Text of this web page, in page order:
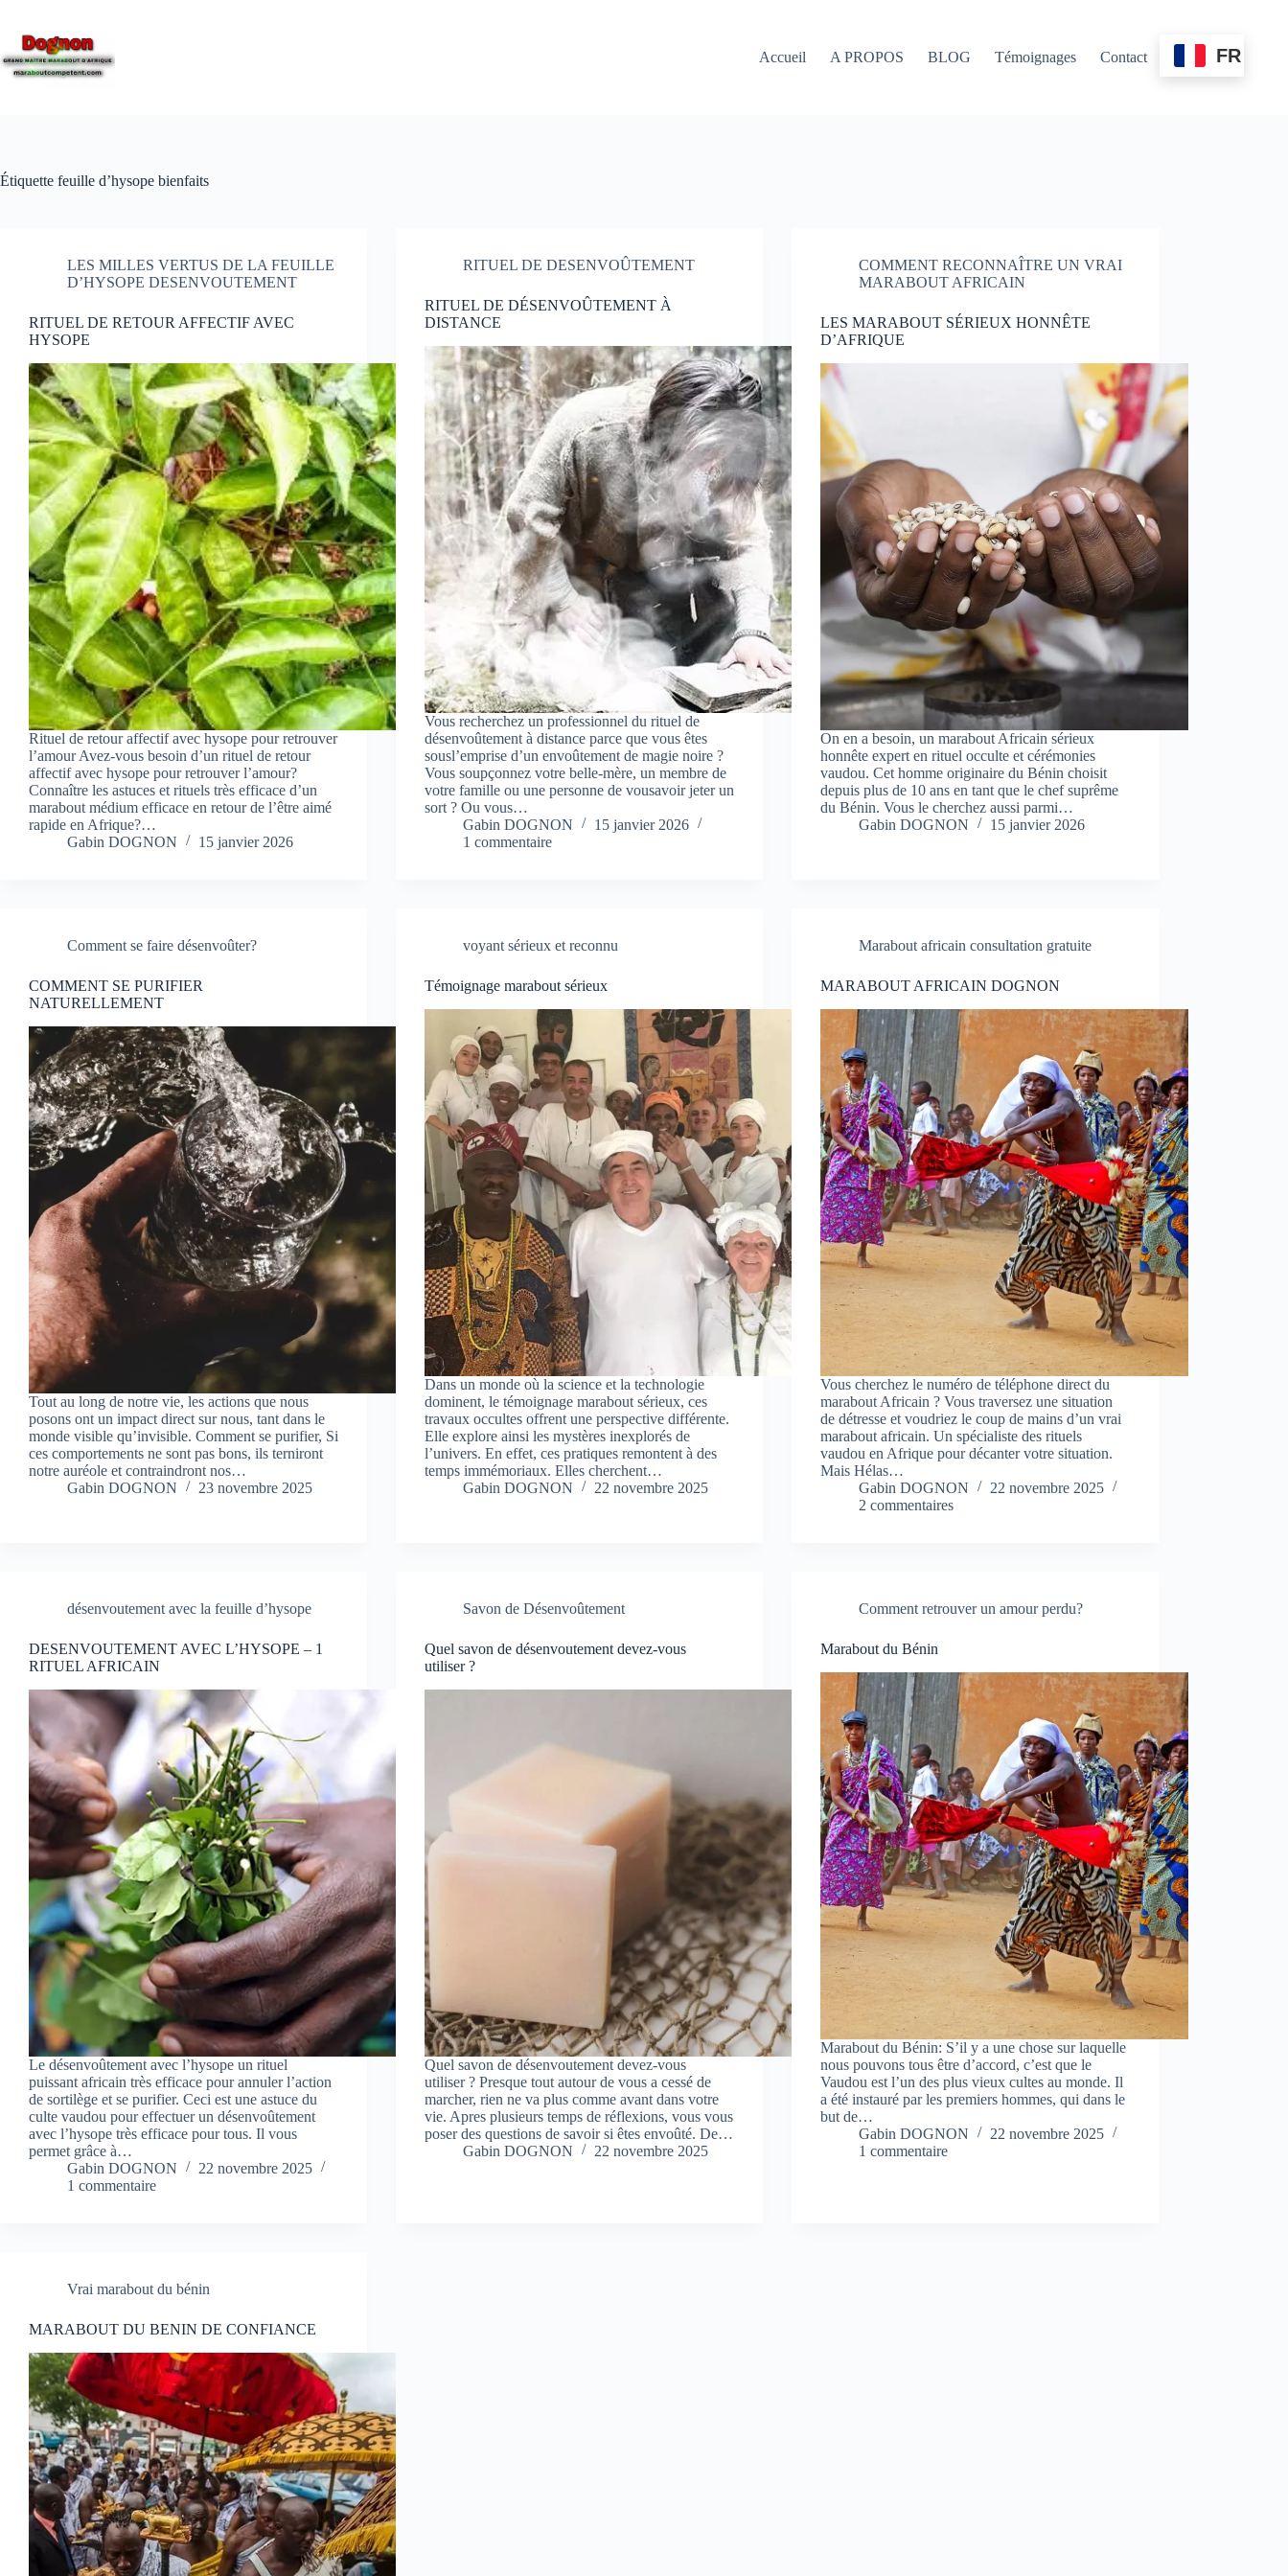
Accueil A PROPOS BLOG Témoignages Contact FR
Étiquette feuille d’hysope bienfaits
LES MILLES VERTUS DE LA FEUILLE
D’HYSOPE DESENVOUTEMENT
RITUEL DE RETOUR AFFECTIF AVEC
HYSOPE
Rituel de retour affectif avec hysope pour retrouver
l’amour Avez-vous besoin d’un rituel de retour
affectif avec hysope pour retrouver l’amour?
Connaître les astuces et rituels très efficace d’un
marabout médium efficace en retour de l’être aimé
rapide en Afrique?…
Gabin DOGNON
15 janvier 2026
RITUEL DE DESENVOÛTEMENT
RITUEL DE DÉSENVOÛTEMENT À
DISTANCE
Vous recherchez un professionnel du rituel de
désenvoûtement à distance parce que vous êtes
sousl’emprise d’un envoûtement de magie noire ?
Vous soupçonnez votre belle-mère, un membre de
votre famille ou une personne de vousavoir jeter un
sort ? Ou vous…
Gabin DOGNON
15 janvier 2026
1 commentaire
COMMENT RECONNAÎTRE UN VRAI
MARABOUT AFRICAIN
LES MARABOUT SÉRIEUX HONNÊTE
D’AFRIQUE
On en a besoin, un marabout Africain sérieux
honnête expert en rituel occulte et cérémonies
vaudou. Cet homme originaire du Bénin choisit
depuis plus de 10 ans en tant que le chef suprême
du Bénin. Vous le cherchez aussi parmi…
Gabin DOGNON
15 janvier 2026
Comment se faire désenvoûter?
COMMENT SE PURIFIER
NATURELLEMENT
Tout au long de notre vie, les actions que nous
posons ont un impact direct sur nous, tant dans le
monde visible qu’invisible. Comment se purifier, Si
ces comportements ne sont pas bons, ils terniront
notre auréole et contraindront nos…
Gabin DOGNON
23 novembre 2025
voyant sérieux et reconnu
Témoignage marabout sérieux
Dans un monde où la science et la technologie
dominent, le témoignage marabout sérieux, ces
travaux occultes offrent une perspective différente.
Elle explore ainsi les mystères inexplorés de
l’univers. En effet, ces pratiques remontent à des
temps immémoriaux. Elles cherchent…
Gabin DOGNON
22 novembre 2025
Marabout africain consultation gratuite
MARABOUT AFRICAIN DOGNON
Vous cherchez le numéro de téléphone direct du
marabout Africain ? Vous traversez une situation
de détresse et voudriez le coup de mains d’un vrai
marabout africain. Un spécialiste des rituels
vaudou en Afrique pour décanter votre situation.
Mais Hélas…
Gabin DOGNON
22 novembre 2025
2 commentaires
désenvoutement avec la feuille d’hysope
DESENVOUTEMENT AVEC L’HYSOPE – 1
RITUEL AFRICAIN
Le désenvoûtement avec l’hysope un rituel
puissant africain très efficace pour annuler l’action
de sortilège et se purifier. Ceci est une astuce du
culte vaudou pour effectuer un désenvoûtement
avec l’hysope très efficace pour tous. Il vous
permet grâce à…
Gabin DOGNON
22 novembre 2025
1 commentaire
Savon de Désenvoûtement
Quel savon de désenvoutement devez-vous
utiliser ?
Quel savon de désenvoutement devez-vous
utiliser ? Presque tout autour de vous a cessé de
marcher, rien ne va plus comme avant dans votre
vie. Apres plusieurs temps de réflexions, vous vous
poser des questions de savoir si êtes envoûté. De…
Gabin DOGNON
22 novembre 2025
Comment retrouver un amour perdu?
Marabout du Bénin
Marabout du Bénin: S’il y a une chose sur laquelle
nous pouvons tous être d’accord, c’est que le
Vaudou est l’un des plus vieux cultes au monde. Il
a été instauré par les premiers hommes, qui dans le
but de…
Gabin DOGNON
22 novembre 2025
1 commentaire
Vrai marabout du bénin
MARABOUT DU BENIN DE CONFIANCE